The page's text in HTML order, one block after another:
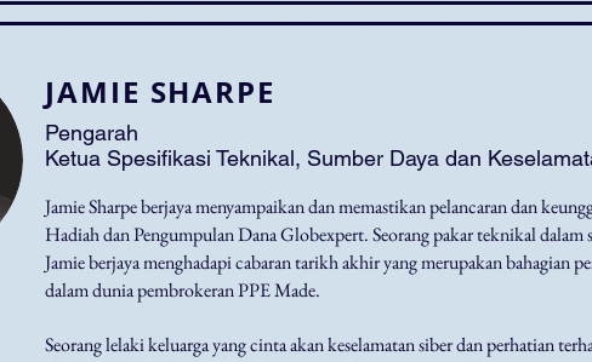
JAMIE SHARPE
Pengarah
Ketua Spesifikasi Teknikal, Sumber Daya dan
Jamie Sharpe berjaya menyampaikan dan memastikan pelancaran dan
Hadiah dan Pengumpulan Dana Globexpert. Seorang pakar teknikal dalam
Jamie berjaya menghadapi cabaran tarikh akhir yang merupakan bahagian
dalam dunia pembrokeran PPE Made.
Seorang lelaki keluarga yang cinta akan keselamatan siber dan perhatian